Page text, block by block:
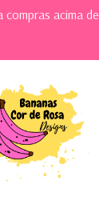
acima de